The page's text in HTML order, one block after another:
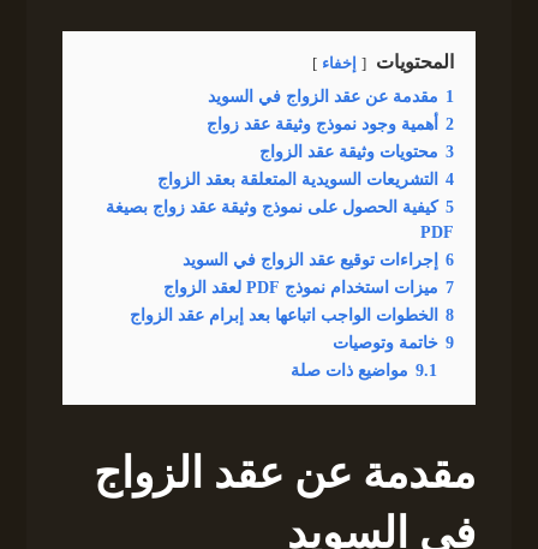
المحتويات إخفاء
1 مقدمة عن عقد الزواج في السويد
2
أهمية وجود نموذج وثيقة عقد زواج
3 محتويات وثيقة عقد الزواج
4
التشريعات السويدية المتعلقة بعقد الزواج
5 كيفية الحصول على نموذج وثيقة عقد زواج بصيغة
PDF
6
إجراءات توقيع عقد الزواج في السويد
7 ميزات استخدام نموذج PDF لعقد الزواج
8
الخطوات الواجب اتباعها بعد إبرام عقد الزواج
9 خاتمة وتوصيات
9.1 مواضيع ذات صلة
مقدمة عن عقد الزواج
في السويد